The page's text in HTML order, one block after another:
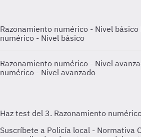
Razonamiento numérico - Nivel básico
numérico - Nivel básico
Razonamiento numérico - Nivel
numérico - Nivel avanzado